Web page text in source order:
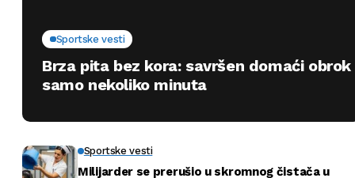
Sportske vesti
Brza pita bez kora: savršen domaći obrok
samo nekoliko minuta
Sportske vesti
Milijarder se prerušio u skromnog čistača u